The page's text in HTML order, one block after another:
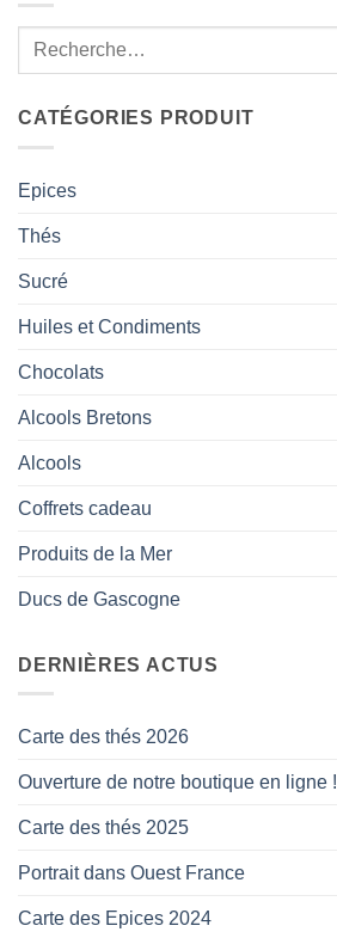
CATÉGORIES PRODUIT
Epices
Thés
Sucré
Huiles et Condiments
Chocolats
Alcools Bretons
Alcools
Coffrets cadeau
Produits de la Mer
Ducs de Gascogne
DERNIÈRES ACTUS
Carte des thés 2026
Ouverture de notre boutique en ligne !
Carte des thés 2025
Portrait dans Ouest France
Carte des Epices 2024